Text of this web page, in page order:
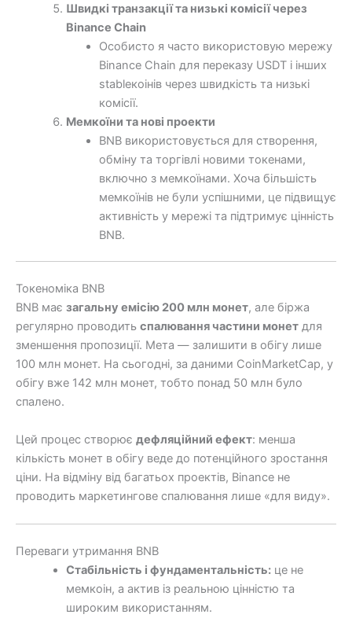
Швидкі транзакції та низькі комісії через
Binance Chain
Особисто я часто використовую мережу
Binance Chain для переказу USDT і інших
stableкоінів через швидкість та низькі
комісії.
Мемкоїни та нові проекти
BNB використовується для створення,
обміну та торгівлі новими токенами,
включно з мемкоїнами. Хоча більшість
мемкоїнів не були успішними, це підвищує
активність у мережі та підтримує цінність
BNB.
Токеноміка BNB
BNB має загальну емісію 200 млн монет, але біржа
регулярно проводить спалювання частини монет для
зменшення пропозиції. Мета — залишити в обігу лише
100 млн монет. На сьогодні, за даними CoinMarketCap, у
обігу вже 142 млн монет, тобто понад 50 млн було
спалено.
Цей процес створює дефляційний ефект: менша
кількість монет в обігу веде до потенційного зростання
ціни. На відміну від багатьох проектів, Binance не
проводить маркетингове спалювання лише «для виду».
Переваги утримання BNB
Стабільність і фундаментальність:це не
мемкоін, а актив із реальною цінністю та
широким використанням.